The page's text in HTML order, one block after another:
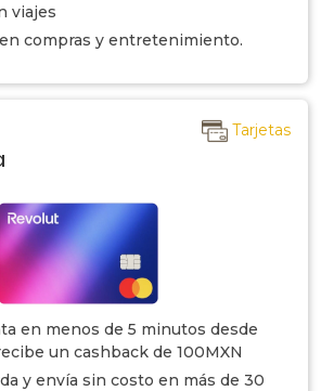
viajes
compras y entretenimiento.
Tarjetas
en menos de 5 minutos desde
un cashback de 100MXN
y envía sin costo en más de 30